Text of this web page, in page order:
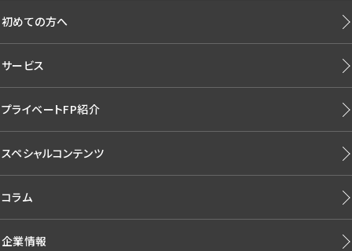
初めての方へ
サービス
プライベートFP紹介
スペシャルコンテンツ
コラム
企業情報